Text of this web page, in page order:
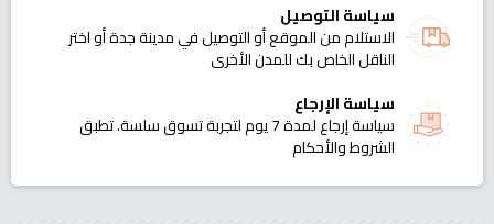
سياسة التوصيل
الاستلام من الموقع أو التوصيل في مدينة جدة أو اختر
الناقل الخاص بك للمدن الأخرى
سياسة الإرجاع
سياسة إرجاع لمدة 7 يوم لتجربة تسوق سلسة. تطبق
الشروط والأحكام